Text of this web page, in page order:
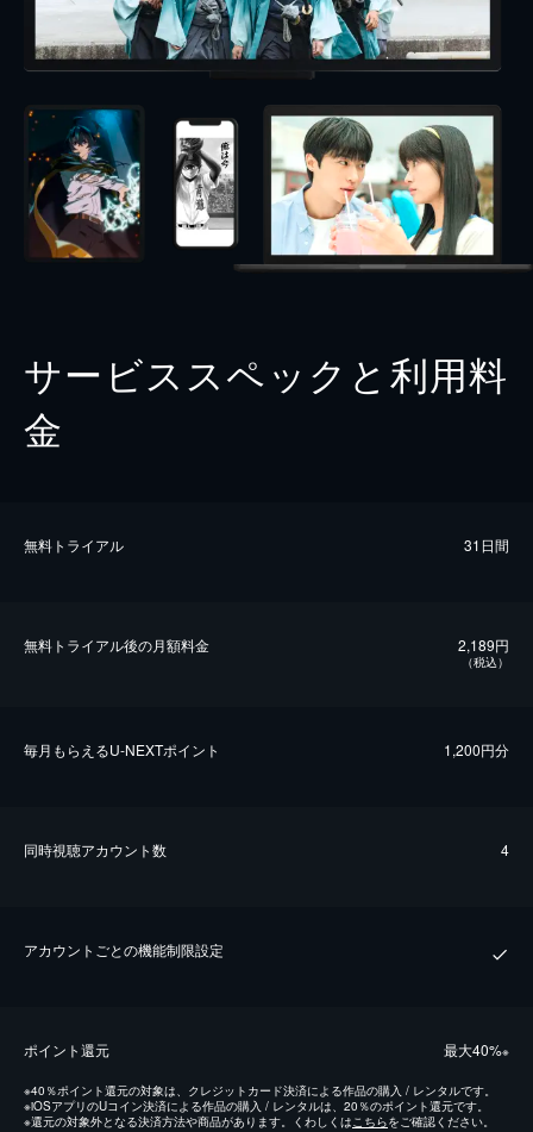
サービススペックと利用料
金
無料トライアル 31日間
無料トライアル後の⽉額料金 2,189円
（税込）
毎⽉もらえるU-NEXTポイント 1,200円分
同時視聴アカウント数 4
アカウントごとの機能制限設定
ポイント還元 最⼤40%※
※40％ポイント還元の対象は、クレジットカード決済による作品の購入 / レンタルです。
※iOSアプリのUコイン決済による作品の購入 / レンタルは、20％のポイント還元です。
※還元の対象外となる決済方法や商品があります。くわしくはこちらをご確認ください。